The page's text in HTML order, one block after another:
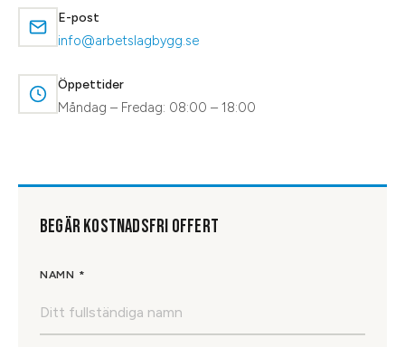
E-post
info@arbetslagbygg.se
Öppettider
Måndag – Fredag: 08:00 – 18:00
BEGÄR KOSTNADSFRI OFFERT
NAMN *